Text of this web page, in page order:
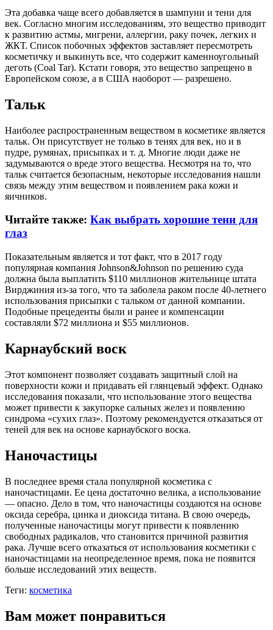
Эта добавка чаще всего добавляется в шампуни и тени для
век. Согласно многим исследованиям, это вещество приводит
к развитию астмы, мигрени, аллергии, раку почек, легких и
ЖКТ. Список побочных эффектов заставляет пересмотреть
косметичку и выкинуть все, что содержит каменноугольный
деготь (Coal Tar). Кстати говоря, это вещество запрещено в
Европейском союзе, а в США наоборот — разрешено.
Тальк
Наиболее распространенным веществом в косметике является
тальк. Он присутствует не только в тенях для век, но и в
пудре, румянах, присыпках и т. д. Многие люди даже не
задумываются о вреде этого вещества. Несмотря на то, что
тальк считается безопасным, некоторые исследования нашли
связь между этим веществом и появлением рака кожи и
яичников.
Читайте также: Как выбрать хорошие тени для
глаз
Показательным является и тот факт, что в 2017 году
популярная компания Johnson&Johnson по решению суда
должна была выплатить $110 миллионов жительнице штата
Вирджиния из-за того, что та заболела раком после 40-летнего
использования присыпки с тальком от данной компании.
Подобные прецеденты были и ранее и компенсации
составляли $72 миллиона и $55 миллионов.
Карнаубский воск
Этот компонент позволяет создавать защитный слой на
поверхности кожи и придавать ей глянцевый эффект. Однако
исследования показали, что использование этого вещества
может привести к закупорке сальных желез и появлению
синдрома «сухих глаз». Поэтому рекомендуется отказаться от
теней для век на основе карнаубского воска.
Наночастицы
В последнее время стала популярной косметика с
наночастицами. Ее цена достаточно велика, а использование
— опасно. Дело в том, что наночастицы создаются на основе
оксида серебра, цинка и диоксида титана. В свою очередь,
полученные наночастицы могут привести к появлению
свободных радикалов, что становится причиной развития
рака. Лучше всего отказаться от использования косметики с
наночастицами на неопределенное время, пока не появится
больше исследований этих веществ.
Теги: косметика
Вам может понравиться